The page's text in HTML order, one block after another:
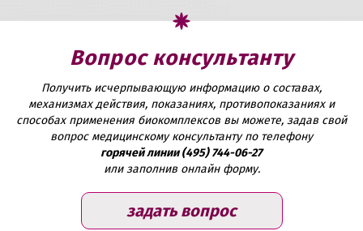
Вопрос консультанту
Получить исчерпывающую информацию о составах,
механизмах действия, показаниях, противопоказаниях и
способах применения биокомплексов вы можете, задав свой
вопрос медицинскому консультанту по телефону
горячей линии (495) 744-06-27
или заполнив онлайн форму.
задать вопрос